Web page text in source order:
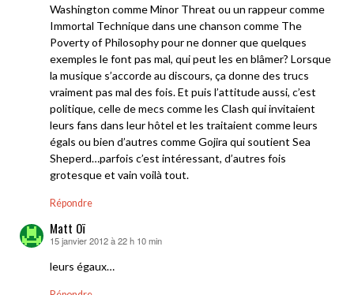
Washington comme Minor Threat ou un rappeur comme
Immortal Technique dans une chanson comme The
Poverty of Philosophy pour ne donner que quelques
exemples le font pas mal, qui peut les en blâmer? Lorsque
la musique s’accorde au discours, ça donne des trucs
vraiment pas mal des fois. Et puis l’attitude aussi, c’est
politique, celle de mecs comme les Clash qui invitaient
leurs fans dans leur hôtel et les traitaient comme leurs
égals ou bien d’autres comme Gojira qui soutient Sea
Sheperd…parfois c’est intéressant, d’autres fois
grotesque et vain voilà tout.
Répondre
Matt Oï
dit :
15 janvier 2012 à 22 h 10 min
leurs égaux…